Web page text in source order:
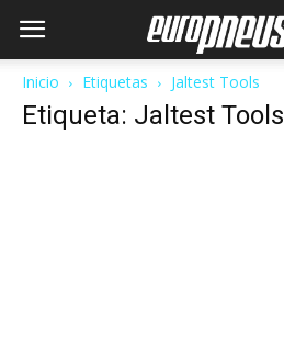
Inicio Etiquetas Jaltest Tools
Etiqueta: Jaltest Tools